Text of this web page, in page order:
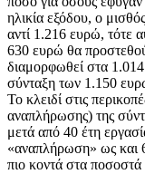
ηλικία εξόδου, ο
αντί 1.216 ευρώ, τότε
630 ευρώ θα
διαμορφωθεί στα
σύνταξη των 1.150
Το κλειδί στις
αναπλήρωσης) της
μετά από 40 έτη
«αναπλήρωση» ως και
πιο κοντά στα